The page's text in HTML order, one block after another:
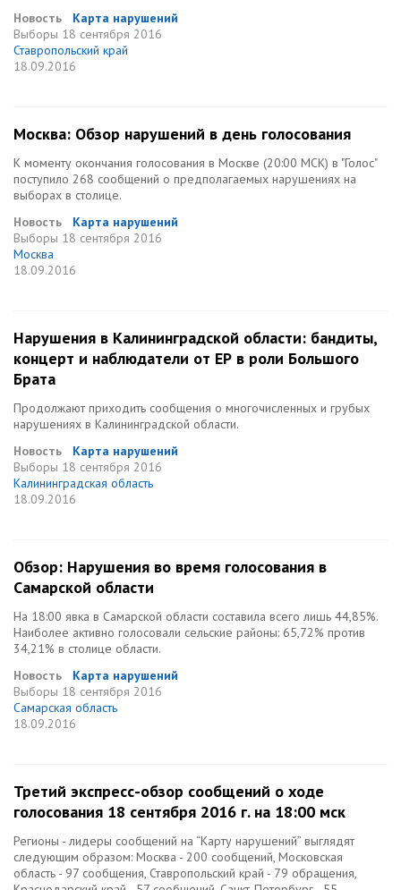
Новость
Карта нарушений
Выборы 18 сентября 2016
Ставропольский край
18.09.2016
Москва: Обзор нарушений в день голосования
К моменту окончания голосования в Москве (20:00 МСК) в "Голос"
поступило 268 сообщений о предполагаемых нарушениях на
выборах в столице.
Новость
Карта нарушений
Выборы 18 сентября 2016
Москва
18.09.2016
Нарушения в Калининградской области: бандиты,
концерт и наблюдатели от ЕР в роли Большого
Брата
Продолжают приходить сообщения о многочисленных и грубых
нарушениях в Калининградской области.
Новость
Карта нарушений
Выборы 18 сентября 2016
Калининградская область
18.09.2016
Обзор: Нарушения во время голосования в
Самарской области
На 18:00 явка в Самарской области составила всего лишь 44,85%.
Наиболее активно голосовали сельские районы: 65,72% против
34,21% в столице области.
Новость
Карта нарушений
Выборы 18 сентября 2016
Самарская область
18.09.2016
Третий экспресс-обзор сообщений о ходе
голосования 18 сентября 2016 г. на 18:00 мск
Регионы - лидеры сообщений на “Карту нарушений” выглядят
следующим образом: Москва - 200 сообщений, Московская
область - 97 сообщения, Ставропольский край - 79 обращения,